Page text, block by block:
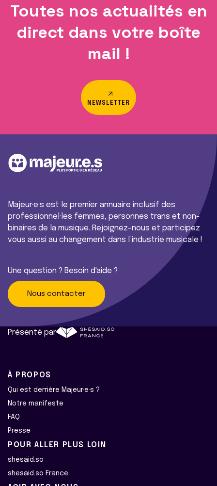
Toutes nos actualités en
direct dans votre boîte
mail !
NEWSLETTER
Majeur·e·s est le premier annuaire inclusif des
professionnel·les femmes, personnes trans et non-
binaires de la musique. Rejoignez-nous et participez
vous aussi au changement dans l’industrie musicale !
Une question ? Besoin d'aide ?
Nous contacter
Présenté par
À PROPOS
Qui est derrière Majeur·e·s ?
Notre manifeste
FAQ
Presse
POUR ALLER PLUS LOIN
shesaid.so
shesaid.so France